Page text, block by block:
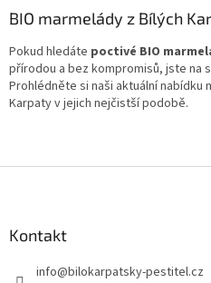
BIO marmelády z Bílých
Pokud hledáte poctivé BIO
přírodou a bez kompromisů, jste na
Prohlédněte si naši aktuální nabídku
Karpaty v jejich nejčistší podobě.
Kontakt
info@bilokarpatsky-pestitel.cz